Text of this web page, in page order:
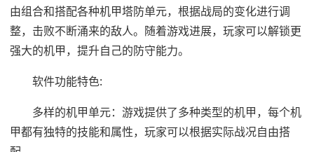
由组合和搭配各种机甲塔防单元，根据战局的变化进行调
整，击败不断涌来的敌人。随着游戏进展，玩家可以解锁更
强大的机甲，提升自己的防守能力。
软件功能特色:
多样的机甲单元：游戏提供了多种类型的机甲，每个机
甲都有独特的技能和属性，玩家可以根据实际战况自由搭